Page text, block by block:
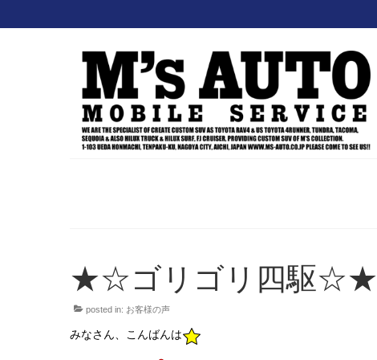
★☆ゴリゴリ四駆☆★
posted in: お客様の声
みなさん、こんばんは